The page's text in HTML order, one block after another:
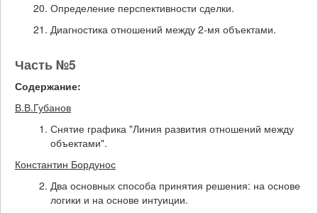
Определение перспективности сделки.
Диагностика отношений между 2-мя объектами.
Часть №5
Содержание:
В.В.Губанов
Снятие графика "Линия развития отношений между
объектами".
Константин Бордунос
Два основных способа принятия решения: на основе
логики и на основе интуиции.